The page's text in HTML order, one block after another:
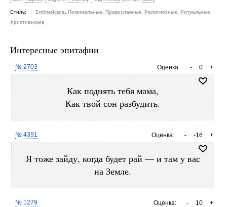
Стиль: Библейские Поминальные Православные Религиозные Ритуальные
Христианские
Интересные эпитафии
Оценка: +
0
-
№ 2703
Как поднять тебя мама,
Как твой сон разбудить.
Оценка: +
-16
-
№ 4391
Я тоже зайду, когда будет рай — и там у вас
на Земле.
Оценка: +
10
-
№ 1279